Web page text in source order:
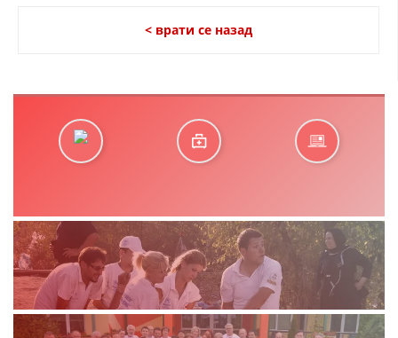
< врати се назад